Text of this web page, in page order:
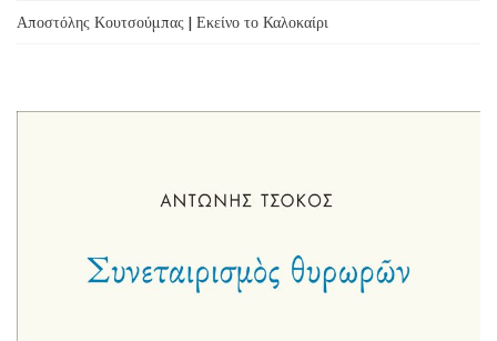
Αποστόλης Κουτσούμπας | Εκείνο το Καλοκαίρι